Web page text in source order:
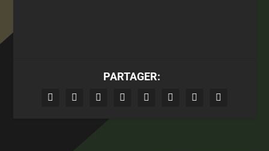
PARTAGER: